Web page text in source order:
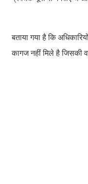
बताया गया है कि
कागज नहीं मिले है जिसकी